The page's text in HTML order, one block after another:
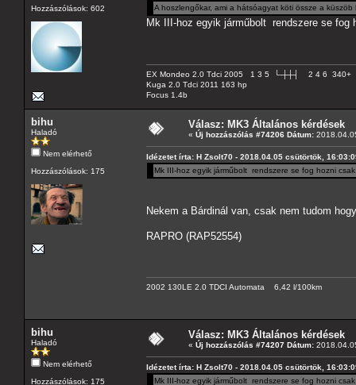
Hozzászólások: 602
A hoszlengőkar, ami a hátsóagyat köti össze a küszöb
Mk III-hoz egyik járműbolt rendszere se
EX Mondeo 2.0 Tdci 2005 1 3 5 └-┼┼┤ 2 4 6 340+
Kuga 2.0 Tdci 2011 163 hp
Focus 1.4b
bihu
Haladó
Nem elérhető
Hozzászólások: 175
Válasz: MK3 Általános kérdések
« Új hozzászólás #74206 Dátum:
Idézetet írta: H Zsolt70 - 2018.04.05 csütörtök,
Mk III-hoz egyik járműbolt rendszere se fog hozni
Nekem a Bárdinál van, csak nem tudom
RAPRO (RAP52554)
2002 130LE 2.0 TDCI Automata 6,42 l/100km
bihu
Haladó
Nem elérhető
Hozzászólások: 175
Válasz: MK3 Általános kérdések
« Új hozzászólás #74207 Dátum:
Idézetet írta: H Zsolt70 - 2018.04.05 csütörtök,
Mk III-hoz egyik járműbolt rendszere se fog hozni